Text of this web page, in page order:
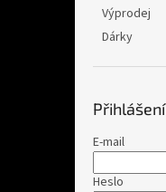
Výprodej
Dárky
Přihlášení
E-mail
Heslo